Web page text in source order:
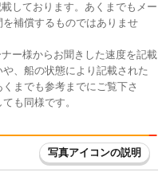
しております。あくまでもメー
補償するものではありませ
ー様からお聞きした速度を記載
、船の状態により記載された
までも参考までにご覧下さ
も同様です。
写真アイコンの説明